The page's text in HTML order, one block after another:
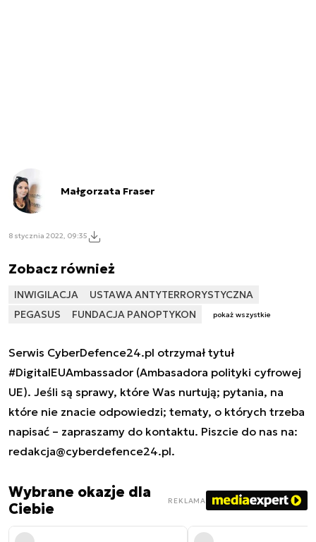
Małgorzata Fraser
8 stycznia 2022, 09:35
Zobacz również
INWIGILACJA
USTAWA ANTYTERRORYSTYCZNA
PEGASUS
FUNDACJA PANOPTYKON pokaż wszystkie
Serwis CyberDefence24.pl otrzymał tytuł
#DigitalEUAmbassador (Ambasadora polityki cyfrowej
UE). Jeśli są sprawy, które Was nurtują; pytania, na
które nie znacie odpowiedzi; tematy, o których trzeba
napisać – zapraszamy do kontaktu. Piszcie do nas na:
redakcja@cyberdefence24.pl.
Wybrane okazje dla
Ciebie
REKLAMA